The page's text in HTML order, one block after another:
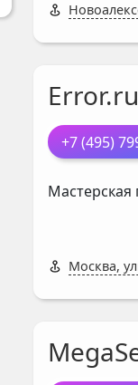
Error.ru
+7 (495)
Мастерская
Москва,